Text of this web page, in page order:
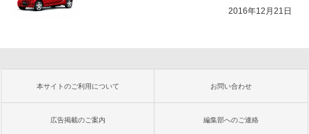
2016年12月21日
本サイトのご利用について お問い合わせ
広告掲載のご案内 編集部へのご連絡